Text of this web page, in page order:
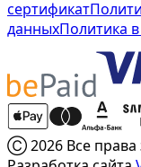
сертификат
данныхПолитика
Ⓒ 2026 Все права